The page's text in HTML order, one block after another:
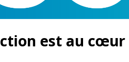
est au